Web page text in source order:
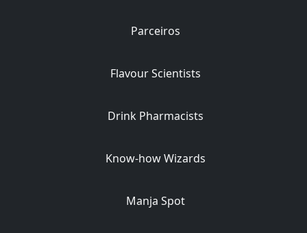
Parceiros
Flavour Scientists
Drink Pharmacists
Know-how Wizards
Manja Spot